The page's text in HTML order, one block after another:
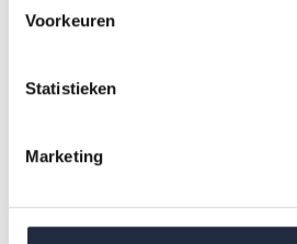
Voorkeuren
Statistieken
Marketing